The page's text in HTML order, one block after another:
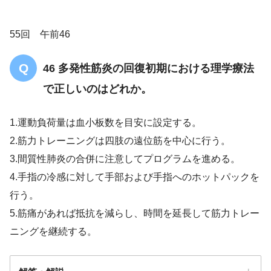
55回 午前46
46 多発性筋炎の回復初期における理学療法
で正しいのはどれか。
1.運動負荷量は血小板数を目安に設定する。
2.筋力トレーニングは四肢の遠位筋を中心に行う。
3.間質性肺炎の合併に注意してプログラムを進める。
4.手指の冷感に対して手部および手指へのホットパックを
行う。
5.筋痛があれば抵抗を減らし、時間を延長して筋力トレー
ニングを継続する。